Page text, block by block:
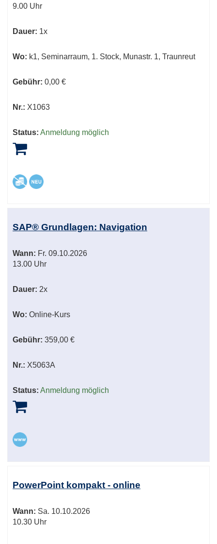
9.00 Uhr
Dauer: 1x
Wo: k1, Seminarraum, 1. Stock, Munastr. 1, Traunreut
Gebühr: 0,00 €
Nr.: X1063
Status: Anmeldung möglich
SAP® Grundlagen: Navigation
Wann: Fr. 09.10.2026
13.00 Uhr
Dauer: 2x
Wo: Online-Kurs
Gebühr: 359,00 €
Nr.: X5063A
Status: Anmeldung möglich
PowerPoint kompakt - online
Wann: Sa. 10.10.2026
10.30 Uhr